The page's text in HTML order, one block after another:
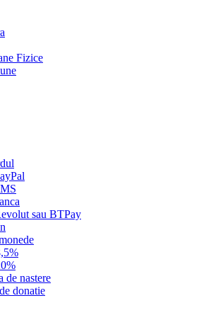
Fizice
sau BTPay
de nastere
donatie